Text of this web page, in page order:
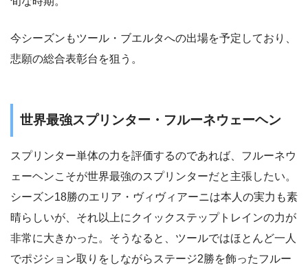
今シーズンもツール・ブエルタへの出場を予定しており、
悲願の総合表彰台を狙う。
世界最強スプリンター・フルーネウェーヘン
スプリンター単体の力を評価するのであれば、フルーネウ
ェーヘンこそが世界最強のスプリンターだと主張したい。
シーズン18勝のエリア・ヴィヴィアーニは本人の実力も素
晴らしいが、それ以上にクイックステップトレインの力が
非常に大きかった。そうなると、ツールではほとんど一人
でポジション取りをしながらステージ2勝を飾ったフルー